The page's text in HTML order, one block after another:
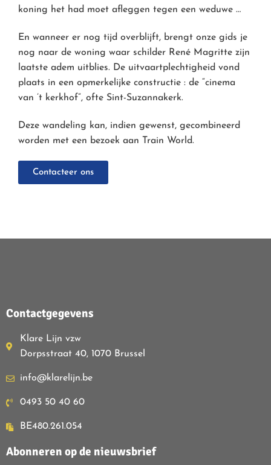
koning het had moet afleggen tegen een weduwe …
En wanneer er nog tijd overblijft, brengt onze gids je
nog naar de woning waar schilder René Magritte zijn
laatste adem uitblies. De uitvaartplechtigheid vond
plaats in een opmerkelijke constructie : de “cinema
van ’t kerkhof”, ofte Sint-Suzannakerk.
Deze wandeling kan, indien gewenst, gecombineerd
worden met een bezoek aan Train World.
Contacteer ons
Contactgegevens
Klare Lijn vzw
Dorpsstraat 40, 1070 Brussel
info@klarelijn.be
0493 50 40 60
BE480.261.054
Abonneren op de nieuwsbrief